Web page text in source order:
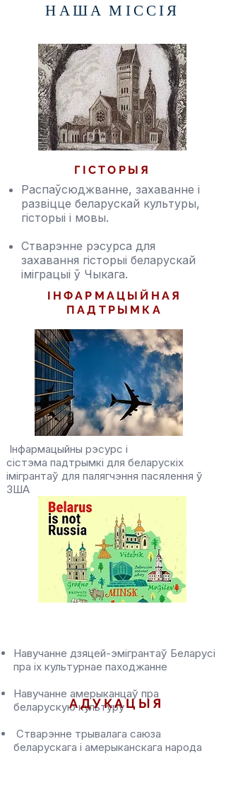
НАША МІССІЯ
ГІСТОРЫЯ
Распаўсюджванне, захаванне і
развіцце беларускай культуры,
гісторыі і мовы.
Стварэнне рэсурса для
захавання гісторыі беларускай
іміграцыі ў Чыкага.
ІНФАРМАЦЫЙНАЯ
ПАДТРЫМКА
READ MORE >>
​ Інфармацыйны рэсурс і
сістэма падтрымкі для беларускіх
імігрантаў для палягчэння пасялення ў
ЗША
​Навучанне дзяцей-эмігрантаў Беларусі
пра іх культурнае паходжанне
Навучанне амерыканцаў пра
беларускую культуру
Стварэнне трывалага саюза
беларускага і амерыканскага народа
АДУКАЦЫЯ